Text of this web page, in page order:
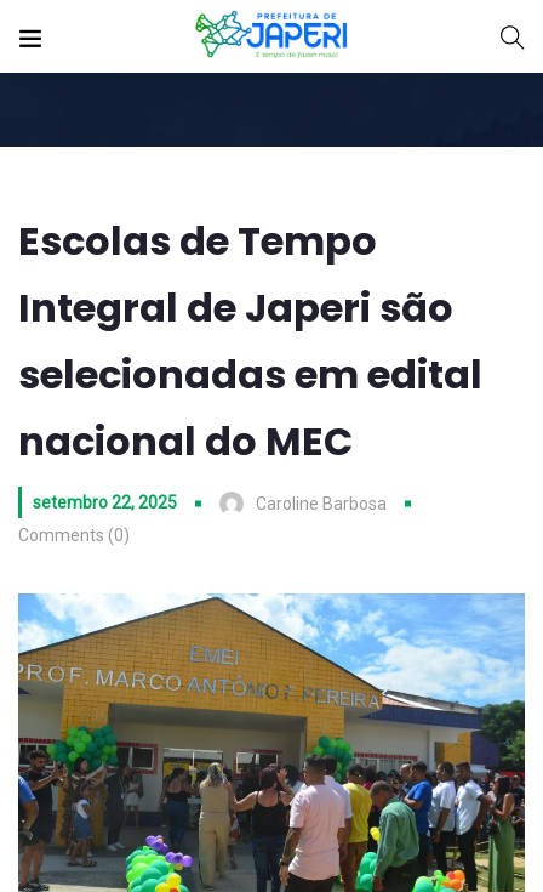
Escolas de Tempo
Integral de Japeri são
selecionadas em edital
nacional do MEC
setembro 22, 2025
Caroline Barbosa
Comments (0)